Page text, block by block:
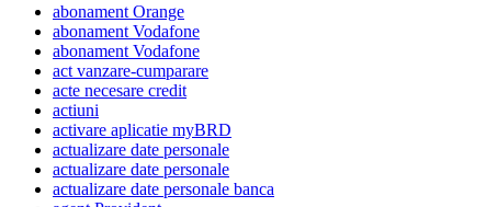
abonament Orange
abonament Vodafone
abonament Vodafone
act vanzare-cumparare
acte necesare credit
actiuni
activare aplicatie myBRD
actualizare date personale
actualizare date personale
actualizare date personale banca